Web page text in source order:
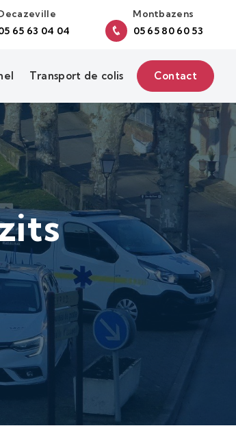
65 63 04 04
Montbazens
05 65 80 60 53
Transport de colis Contact